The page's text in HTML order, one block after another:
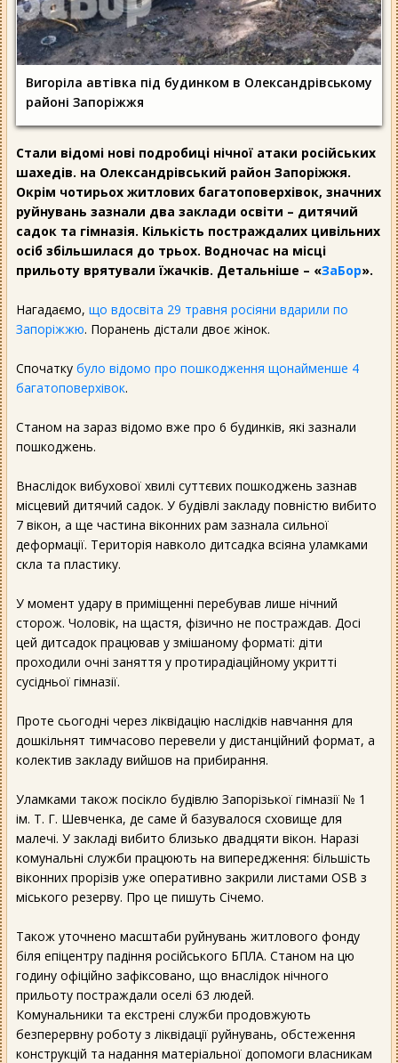
Вигоріла автівка під будинком в Олександрівському
районі Запоріжжя
Стали відомі нові подробиці нічної атаки російських
шахедів. на Олександрівський район Запоріжжя.
Окрім чотирьох житлових багатоповерхівок, значних
руйнувань зазнали два заклади освіти – дитячий
садок та гімназія. Кількість постраждалих цивільних
осіб збільшилася до трьох. Водночас на місці
прильоту врятували їжачків. Детальніше – «ЗаБор».
Нагадаємо, що вдосвіта 29 травня росіяни вдарили по
Запоріжжю. Поранень дістали двоє жінок.
Спочатку було відомо про пошкодження щонайменше 4
багатоповерхівок.
Станом на зараз відомо вже про 6 будинків, які зазнали
пошкоджень.
Внаслідок вибухової хвилі суттєвих пошкоджень зазнав
місцевий дитячий садок. У будівлі закладу повністю вибито
7 вікон, а ще частина віконних рам зазнала сильної
деформації. Територія навколо дитсадка всіяна уламками
скла та пластику.
У момент удару в приміщенні перебував лише нічний
сторож. Чоловік, на щастя, фізично не постраждав. Досі
цей дитсадок працював у змішаному форматі: діти
проходили очні заняття у протирадіаційному укритті
сусідньої гімназії.
Проте сьогодні через ліквідацію наслідків навчання для
дошкільнят тимчасово перевели у дистанційний формат, а
колектив закладу вийшов на прибирання.
Уламками також посікло будівлю Запорізької гімназії № 1
ім. Т. Г. Шевченка, де саме й базувалося сховище для
малечі. У закладі вибито близько двадцяти вікон. Наразі
комунальні служби працюють на випередження: більшість
віконних прорізів уже оперативно закрили листами OSB з
міського резерву. Про це пишуть Січемо.
Також уточнено масштаби руйнувань житлового фонду
біля епіцентру падіння російського БПЛА. Станом на цю
годину офіційно зафіксовано, що внаслідок нічного
прильоту постраждали оселі 63 людей.
Комунальники та екстрені служби продовжують
безперервну роботу з ліквідації руйнувань, обстеження
конструкцій та надання матеріальної допомоги власникам